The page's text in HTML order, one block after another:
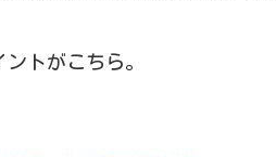
トがこちら。